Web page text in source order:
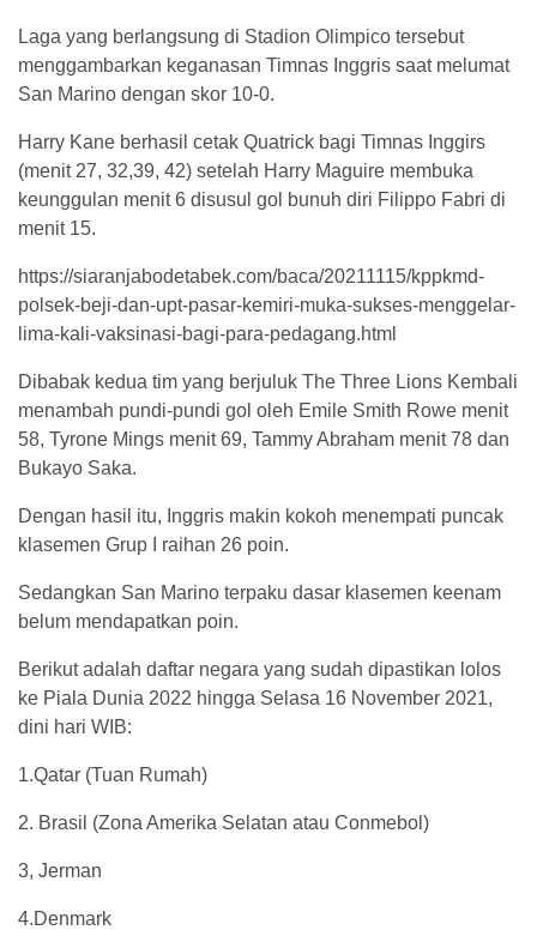
Laga yang berlangsung di Stadion Olimpico tersebut
menggambarkan keganasan Timnas Inggris saat melumat
San Marino dengan skor 10-0.
Harry Kane berhasil cetak Quatrick bagi Timnas Inggirs
(menit 27, 32,39, 42) setelah Harry Maguire membuka
keunggulan menit 6 disusul gol bunuh diri Filippo Fabri di
menit 15.
https://siaranjabodetabek.com/baca/20211115/kppkmd-
polsek-beji-dan-upt-pasar-kemiri-muka-sukses-menggelar-
lima-kali-vaksinasi-bagi-para-pedagang.html
Dibabak kedua tim yang berjuluk The Three Lions Kembali
menambah pundi-pundi gol oleh Emile Smith Rowe menit
58, Tyrone Mings menit 69, Tammy Abraham menit 78 dan
Bukayo Saka.
Dengan hasil itu, Inggris makin kokoh menempati puncak
klasemen Grup I raihan 26 poin.
Sedangkan San Marino terpaku dasar klasemen keenam
belum mendapatkan poin.
Berikut adalah daftar negara yang sudah dipastikan lolos
ke Piala Dunia 2022 hingga Selasa 16 November 2021,
dini hari WIB:
1.Qatar (Tuan Rumah)
2. Brasil (Zona Amerika Selatan atau Conmebol)
3, Jerman
4.Denmark